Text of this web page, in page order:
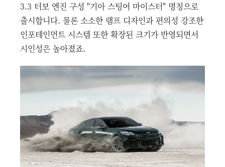
3.3 터보 엔진 구성 "기아 스팅어 마이스터" 명칭으로
출시합니다. 물론 소소한 램프 디자인과 편의성 강조한
인포테인먼트 시스템 또한 확장된 크기가 반영되면서
시인성은 높아졌죠.